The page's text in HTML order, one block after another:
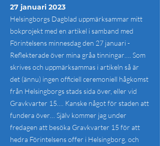
27 januari 2023
Helsingborgs Dagblad uppmärksammar mitt
bokprojekt med en artikel i samband med
Förintelsens minnesdag den 27 januari -
Reflekterade över mina gråa tinningar…. Som
skrives och uppmärksammas i artikeln så är
det (ännu) ingen officiell ceremoniell hågkomst
från Helsingborgs stads sida över, eller vid
Gravkvarter 15…. Kanske något för staden att
fundera över… Själv kommer jag under
fredagen att besöka Gravkvarter 15 för att
hedra Förintelsens offer i Helsingborg, och